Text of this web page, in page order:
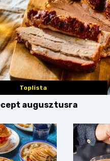
Toplista
augusztusra